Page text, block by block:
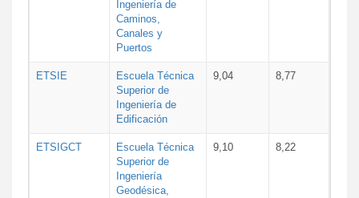
Ingeniería de
Caminos,
Canales y
Puertos
ETSIE
Escuela Técnica
Superior de
Ingeniería de
Edificación
9,04 8,77
ETSIGCT
Escuela Técnica
Superior de
Ingeniería
Geodésica,
9,10 8,22